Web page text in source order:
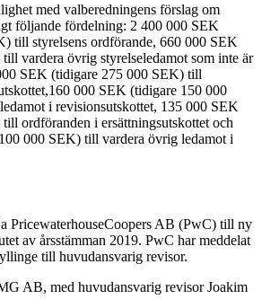
med valberedningens förslag om
följande fördelning: 2 400 000 SEK
till styrelsens ordförande, 660 000 SEK
vardera övrig styrelseledamot som inte är
SEK (tidigare 275 000 SEK) till
000 SEK (tidigare 150 000
i revisionsutskottet, 135 000 SEK
ordföranden i ersättningsutskottet och
000 SEK) till vardera övrig ledamot i
PricewaterhouseCoopers AB (PwC) till ny
av årsstämman 2019. PwC har meddelat
till huvudansvarig revisor.
AB, med huvudansvarig revisor Joakim